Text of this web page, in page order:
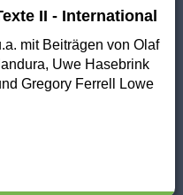
II - International
mit Beiträgen von Olaf
Uwe Hasebrink
Gregory Ferrell Lowe